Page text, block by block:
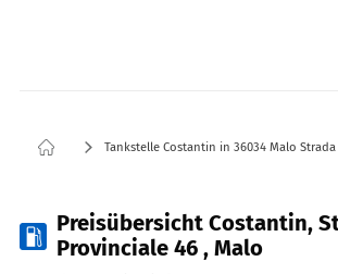
Tankstelle Costantin in 36034 Malo
Preisübersicht Costantin,
Provinciale 46 , Malo